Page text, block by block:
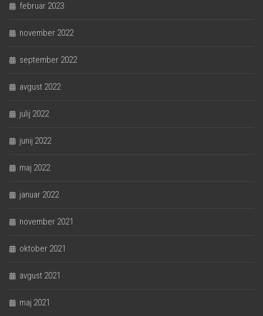
februar 2023
november 2022
september 2022
avgust 2022
julij 2022
junij 2022
maj 2022
januar 2022
november 2021
oktober 2021
avgust 2021
maj 2021